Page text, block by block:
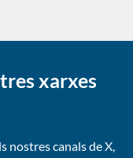
xarxes
nostres canals deX,